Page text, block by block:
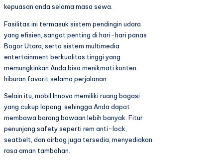
kepuasan anda selama masa sewa.
Fasilitas ini termasuk sistem pendingin udara
yang efisien, sangat penting di hari-hari panas
Bogor Utara, serta sistem multimedia
entertainment berkualitas tinggi yang
memungkinkan Anda bisa menikmati konten
hiburan favorit selama perjalanan.
Selain itu, mobil Innova memiliki ruang bagasi
yang cukup lapang, sehingga Anda dapat
membawa barang bawaan lebih banyak. Fitur
penunjang safety seperti rem anti-lock,
seatbelt, dan airbag juga tersedia, menyediakan
rasa aman tambahan.